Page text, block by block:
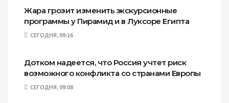
Жара грозит изменить экскурсионные
программы у Пирамид и в Луксоре Египта
СЕГОДНЯ, 09:16
Дотком надеется, что Россия учтет риск
возможного конфликта со странами Европы
СЕГОДНЯ, 09:08